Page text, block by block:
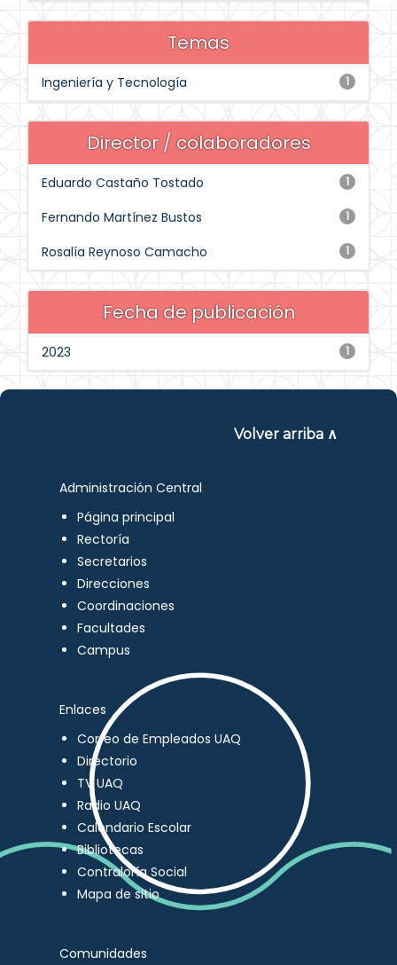
Temas
1
Ingeniería y Tecnología
Director / colaboradores
1
Eduardo Castaño Tostado
1
Fernando Martínez Bustos
1
Rosalía Reynoso Camacho
Fecha de publicación
1
2023
Volver arriba ∧
Administración Central
Página principal
Rectoría
Secretarios
Direcciones
Coordinaciones
Facultades
Campus
Enlaces
Correo de Empleados UAQ
Directorio
TV UAQ
Radio UAQ
Calendario Escolar
Bibliotecas
Contraloría Social
Mapa de sitio
Comunidades